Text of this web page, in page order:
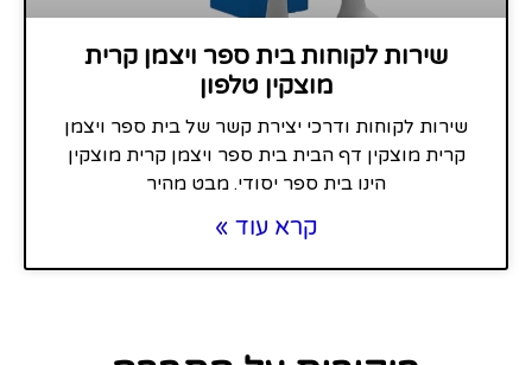
שירות לקוחות בית ספר ויצמן קרית
מוצקין טלפון
שירות לקוחות ודרכי יצירת קשר של בית ספר ויצמן
קרית מוצקין דף הבית בית ספר ויצמן קרית מוצקין
הינו בית ספר יסודי. מבט מהיר
קרא עוד »